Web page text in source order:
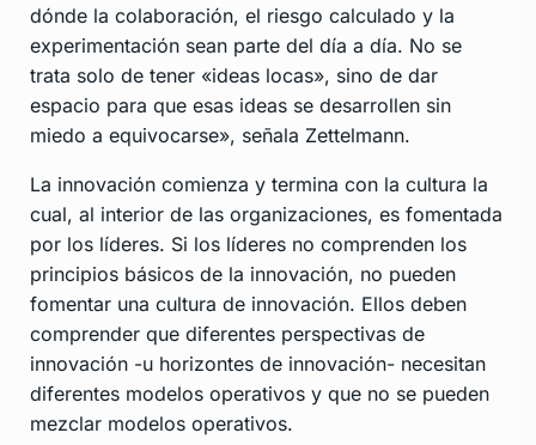
dónde la colaboración, el riesgo calculado y la
experimentación sean parte del día a día. No se
trata solo de tener «ideas locas», sino de dar
espacio para que esas ideas se desarrollen sin
miedo a equivocarse», señala Zettelmann.
La innovación comienza y termina con la cultura la
cual, al interior de las organizaciones, es fomentada
por los líderes. Si los líderes no comprenden los
principios básicos de la innovación, no pueden
fomentar una cultura de innovación. Ellos deben
comprender que diferentes perspectivas de
innovación -u horizontes de innovación- necesitan
diferentes modelos operativos y que no se pueden
mezclar modelos operativos.